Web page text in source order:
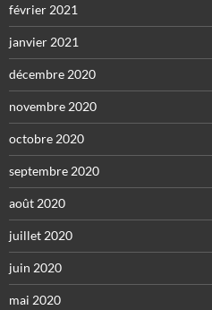
février 2021
janvier 2021
décembre 2020
novembre 2020
octobre 2020
septembre 2020
août 2020
juillet 2020
juin 2020
mai 2020